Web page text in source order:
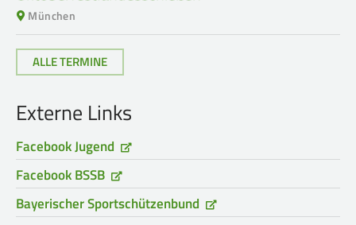
München
ALLE TERMINE
Externe Links
Facebook Jugend
Facebook BSSB
Bayerischer Sportschützenbund